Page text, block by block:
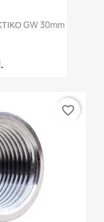
GW 30mm
favorite_border